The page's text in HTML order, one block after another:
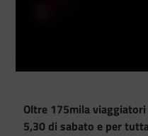
Oltre 175mila
5,30 di sabato e per